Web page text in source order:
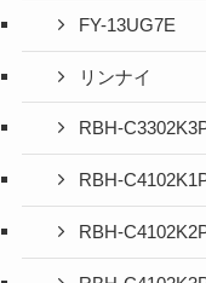
FY-13UG7E
リンナイ
RBH-
RBH-
RBH-